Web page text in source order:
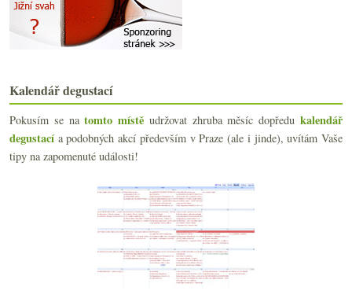
Horská naturální vína od Barranco Oscuro
Padesátiletý Riesling a ročníky ke kulatinám
Ohně ve vinicích ale marně
Graci a Etna Rosso Arcurìa
Výborná Frankovka a efektní Merlot
Ryzlink z Alberta a jeden výtečný v litrovce
Le Black Label od Lansonu
Totožná Barbera pod šroubem a korkem
Kalendář degustací
Pokusím se natomto místě udržovat zhruba měsíc dopředukalendář
degustacía podobných akcí především v Praze (ale i jinde), uvítám Vaše
tipy na zapomenuté události!